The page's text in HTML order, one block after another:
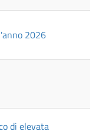
2026
di elevata